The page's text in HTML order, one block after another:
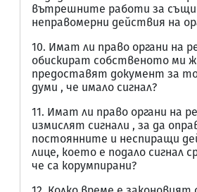
вътрешните работи за
неправомерни действия на
10. Имат ли право органи на
обискират собственото ми
предоставят документ за
думи , че имало сигнал?
11. Имат ли право органи на
измислят сигнали , за да
постоянните и неспиращи
лице, което е подало сигнал
че са корумпирани?